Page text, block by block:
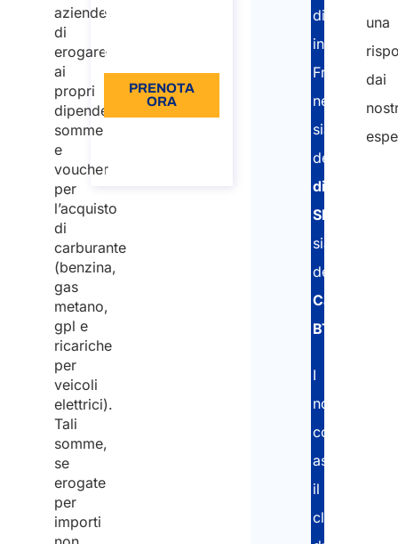
aziende
di
erogare
ai
propri
dipendenti
somme
e
voucher
per
l’acquisto
di
carburante
(benzina,
gas
metano,
gpl e
ricariche
per
veicoli
elettrici).
Tali
somme,
se
erogate
per
importi
PRENOTA
ORA
distaccati
in
Francia
sia
della
SIPSI
sia
della
Carta
BTP
I
nostri
consulenti
assistono
il
cliente
una
dai